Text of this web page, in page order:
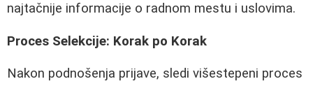
najtačnije informacije o radnom mestu i uslovima.
Proces Selekcije: Korak po Korak
Nakon podnošenja prijave, sledi višestepeni proces